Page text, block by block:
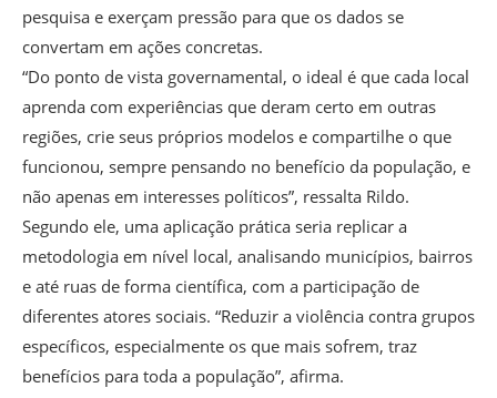
pesquisa e exerçam pressão para que os dados se
convertam em ações concretas.
“Do ponto de vista governamental, o ideal é que cada local
aprenda com experiências que deram certo em outras
regiões, crie seus próprios modelos e compartilhe o que
funcionou, sempre pensando no benefício da população, e
não apenas em interesses políticos”, ressalta Rildo.
Segundo ele, uma aplicação prática seria replicar a
metodologia em nível local, analisando municípios, bairros
e até ruas de forma científica, com a participação de
diferentes atores sociais. “Reduzir a violência contra grupos
específicos, especialmente os que mais sofrem, traz
benefícios para toda a população”, afirma.